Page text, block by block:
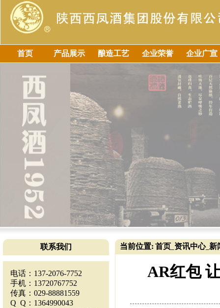
首页 产品展示 酿造工艺 企业荣誉 企业广宣
联系我们
电话：137-2076-7752
手机：13720767752
传真：029-88881559
Q Q：1364990043
当前位置: 首页 资讯中心_ 新
AR红包